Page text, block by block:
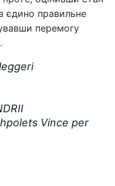
єдино правильне
перемогу
Vince per